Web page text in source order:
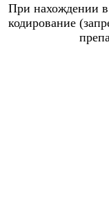
При нахождении
кодирование